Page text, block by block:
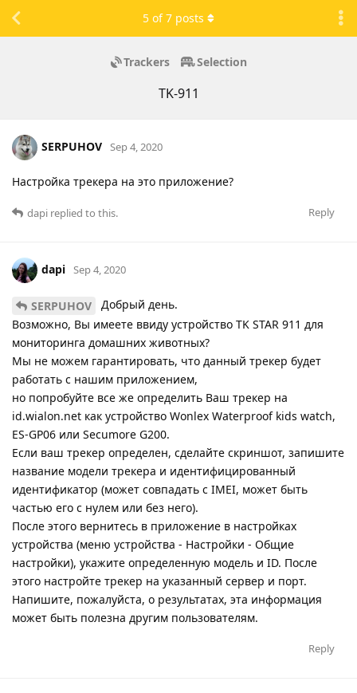
Trackers Selection
TK-911
5 of7 posts
SERPUHOV Sep 4, 2020
Настройка трекера на это приложение?
Reply
dapi replied to this.
dapi Sep 4, 2020
SERPUHOV
Добрый день.
Возможно, Вы имеете ввиду устройство TK STAR 911 для
мониторинга домашних животных?
Мы не можем гарантировать, что данный трекер будет
работать с нашим приложением,
но попробуйте все же определить Ваш трекер на
id.wialon.net как устройство Wonlex Waterproof kids watch,
ES-GP06 или Secumore G200.
Если ваш трекер определен, сделайте скриншот, запишите
название модели трекера и идентифицированный
идентификатор (может совпадать с IMEI, может быть
частью его с нулем или без него).
После этого вернитесь в приложение в настройках
устройства (меню устройства - Настройки - Общие
настройки), укажите определенную модель и ID. После
этого настройте трекер на указанный сервер и порт.
Напишите, пожалуйста, о результатах, эта информация
может быть полезна другим пользователям.
Reply